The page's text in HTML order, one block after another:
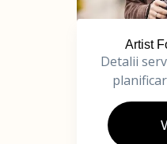
Artist
Detalii